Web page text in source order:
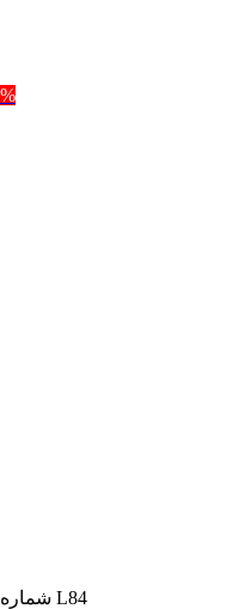
تا 90%